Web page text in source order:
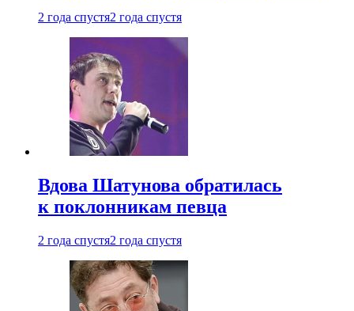
2 года спустя2 года спустя
Вдова Шатунова обратилась
к поклонникам певца
2 года спустя2 года спустя